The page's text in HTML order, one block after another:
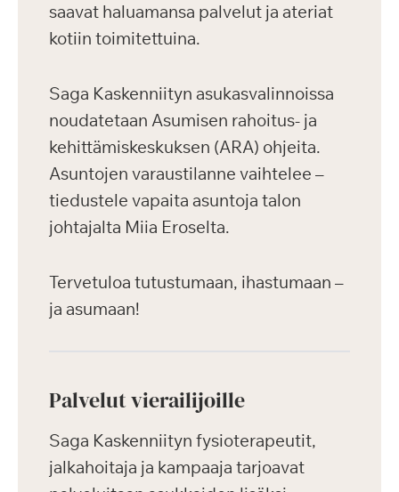
saavat haluamansa palvelut ja ateriat
kotiin toimitettuina.
Saga Kaskenniityn asukasvalinnoissa
noudatetaan Asumisen rahoitus- ja
kehittämiskeskuksen (ARA) ohjeita.
Asuntojen varaustilanne vaihtelee –
tiedustele vapaita asuntoja talon
johtajalta Miia Eroselta.
Tervetuloa tutustumaan, ihastumaan –
ja asumaan!
Palvelut vierailijoille
Saga Kaskenniityn fysioterapeutit,
jalkahoitaja ja kampaaja tarjoavat